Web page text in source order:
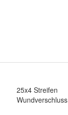
25x4 Streifen
Wundverschluss